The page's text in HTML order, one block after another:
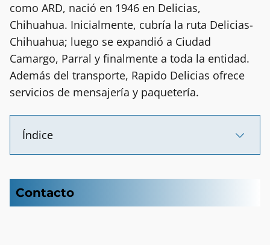
como ARD, nació en 1946 en Delicias,
Chihuahua. Inicialmente, cubría la ruta Delicias-
Chihuahua; luego se expandió a Ciudad
Camargo, Parral y finalmente a toda la entidad.
Además del transporte, Rapido Delicias ofrece
servicios de mensajería y paquetería.
Índice
Contacto